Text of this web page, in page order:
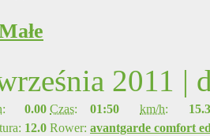
2011 |
0.00 Czas: 01:50 km/h:
12.0 Rower: avantgarde comfort